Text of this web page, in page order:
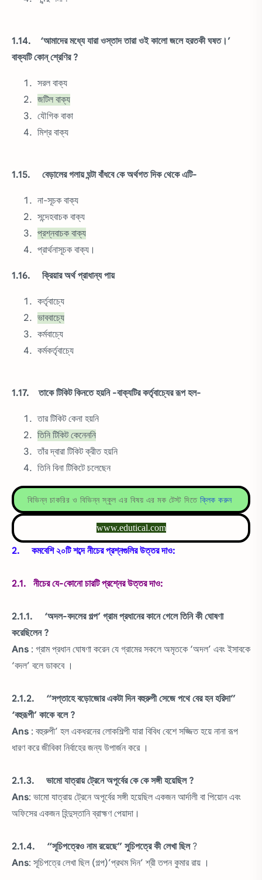
1.14. ‘আমাদের মধ্যে যারা ওস্তাদ তারা ওই কালো জলে হরতকী ঘষত।’
বাক্যটি কোন্ শ্রেণির ?
সরল বাক্য
জটিল বাক্য
যৌগিক বাকা
মিশ্র বাক্য
1.15. বেড়ালের গলায় ঘন্টা বাঁধবে কে অর্থগত দিক থেকে এটি-
না-সূচক বাক্য
সন্দেহবাচক বাক্য
প্রশ্নবাচক বাক্য
প্রার্থনাসূচক বাক্য।
1.16. ক্রিয়ার অর্থ প্রাধান্য পায়
কর্তৃবাচ্যে
ভাববাচ্যে
কর্মবাচ্যে
কর্মকর্তৃবাচ্যে
1.17. তাকে টিকিট কিনতে হয়নি -বাক্যটির কর্তৃবাচ্যের রূপ হল-
তার টিকিট কেনা হয়নি
তিনি টিকিট কেনেননি
তাঁর দ্বারা টিকিট ক্রীত হয়নি
তিনি বিনা টিকিটে চলেছেন
বিভিন্ন চাকরির ও বিভিন্ন স্কুল এর বিষয় এর মক টেস্ট দিতে ক্লিক করুন
www.edutical.com
2. কমবেশি ২০টি শব্দে নীচের প্রশ্নগুলির উত্তর দাও:
2.1. নীচের যে-কোনো চারটি প্রশ্নের উত্তর দাও:
2.1.1. ‘অদল-বদলের গল্প’ গ্রাম প্রধানের কানে গেলে তিনি কী ঘোষণা
করেছিলেন ?
Ans : গ্রাম প্রধান ঘোষণা করেন যে গ্রামের সকলে অমৃতকে ‘অদল’ এবং ইসাবকে
‘বদল’ বলে ডাকবে ।
2.1.2. “সপ্তাহে বড়োজোর একটা দিন বহুরুপী সেজে পথে বের হন হরিদা”
‘বহুরূপী’ কাকে বলে ?
Ans : বহুরুপী’ হল একধরনের লোকশিল্পী যারা বিবিধ বেশে সজ্জিত হয়ে নানা রূপ
ধারণ করে জীবিকা নির্বাহের জন্য উপার্জন করে ।
2.1.3. ভামো যাত্রায় ট্রেনে অপূর্বের কে কে সঙ্গী হয়েছিল ?
Ans: ভামো যাত্রায় ট্রেনে অপূর্বের সঙ্গী হয়েছিল একজন আর্দালী বা পিয়োন এবং
অফিসের একজন হিন্দুস্তানি ব্রাহ্মণ পেয়াদা।
2.1.4. “সূচিপত্রেও নাম রয়েছে” সুচিপত্রে কী লেখা ছিল ?
Ans: সূচিপত্রে লেখা ছিল (গল্প)’প্রথম দিন’ শ্রী তপন কুমার রায় ।